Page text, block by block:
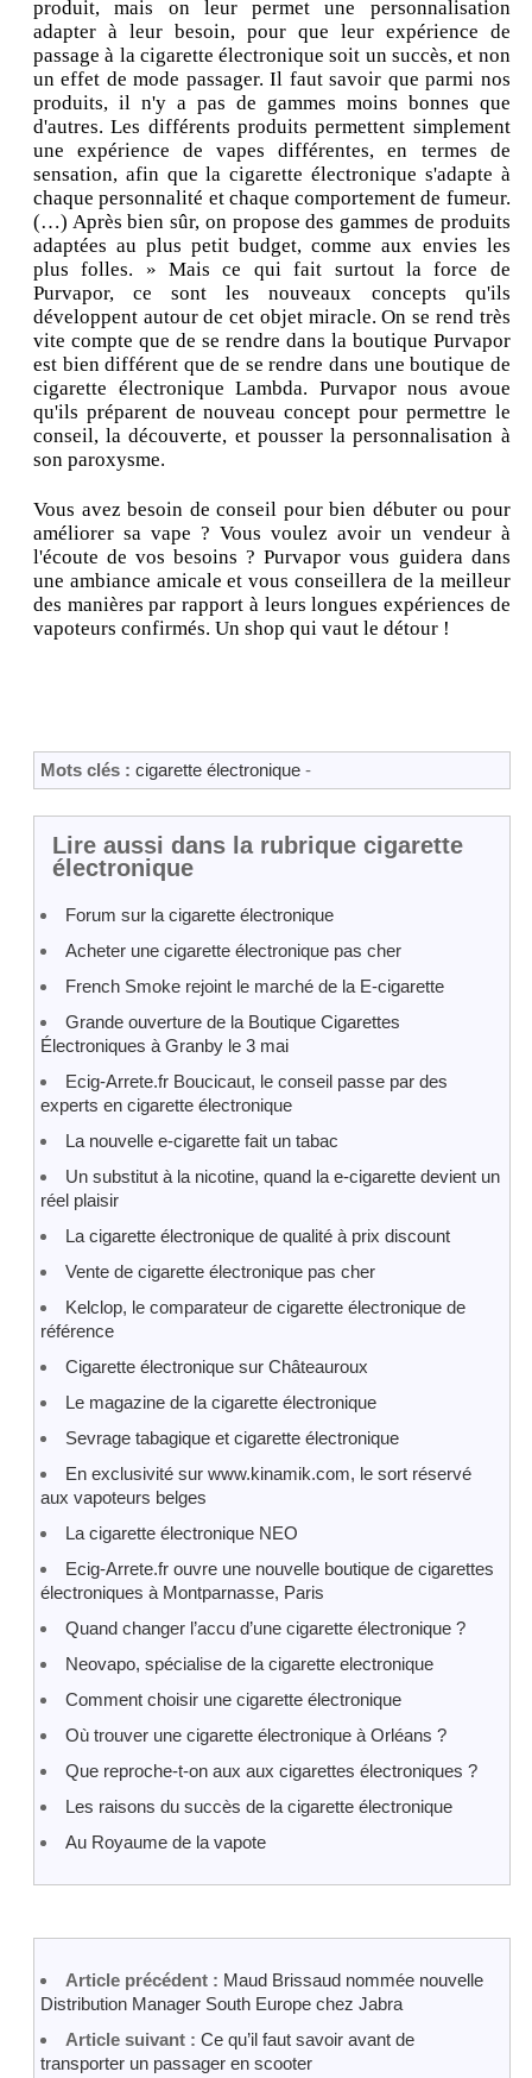
produit, mais on leur permet une personnalisation
adapter à leur besoin, pour que leur expérience de
passage à la cigarette électronique soit un succès, et non
un effet de mode passager. Il faut savoir que parmi nos
produits, il n'y a pas de gammes moins bonnes que
d'autres. Les différents produits permettent simplement
une expérience de vapes différentes, en termes de
sensation, afin que la cigarette électronique s'adapte à
chaque personnalité et chaque comportement de fumeur.
(…) Après bien sûr, on propose des gammes de produits
adaptées au plus petit budget, comme aux envies les
plus folles. » Mais ce qui fait surtout la force de
Purvapor, ce sont les nouveaux concepts qu'ils
développent autour de cet objet miracle. On se rend très
vite compte que de se rendre dans la boutique Purvapor
est bien différent que de se rendre dans une boutique de
cigarette électronique Lambda. Purvapor nous avoue
qu'ils préparent de nouveau concept pour permettre le
conseil, la découverte, et pousser la personnalisation à
son paroxysme.
Vous avez besoin de conseil pour bien débuter ou pour
améliorer sa vape ? Vous voulez avoir un vendeur à
l'écoute de vos besoins ? Purvapor vous guidera dans
une ambiance amicale et vous conseillera de la meilleur
des manières par rapport à leurs longues expériences de
vapoteurs confirmés. Un shop qui vaut le détour !
Mots clés : cigarette électronique -
Lire aussi dans la rubrique cigarette
électronique
Forum sur la cigarette électronique
Acheter une cigarette électronique pas cher
French Smoke rejoint le marché de la E-cigarette
Grande ouverture de la Boutique Cigarettes
Électroniques à Granby le 3 mai
Ecig-Arrete.fr Boucicaut, le conseil passe par des
experts en cigarette électronique
La nouvelle e-cigarette fait un tabac
Un substitut à la nicotine, quand la e-cigarette devient un
réel plaisir
La cigarette électronique de qualité à prix discount
Vente de cigarette électronique pas cher
Kelclop, le comparateur de cigarette électronique de
référence
Cigarette électronique sur Châteauroux
Le magazine de la cigarette électronique
Sevrage tabagique et cigarette électronique
En exclusivité sur www.kinamik.com, le sort réservé
aux vapoteurs belges
La cigarette électronique NEO
Ecig-Arrete.fr ouvre une nouvelle boutique de cigarettes
électroniques à Montparnasse, Paris
Quand changer l’accu d’une cigarette électronique ?
Neovapo, spécialise de la cigarette electronique
Comment choisir une cigarette électronique
Où trouver une cigarette électronique à Orléans ?
Que reproche-t-on aux aux cigarettes électroniques ?
Les raisons du succès de la cigarette électronique
Au Royaume de la vapote
Article précédent : Maud Brissaud nommée nouvelle
Distribution Manager South Europe chez Jabra
Article suivant : Ce qu’il faut savoir avant de
transporter un passager en scooter